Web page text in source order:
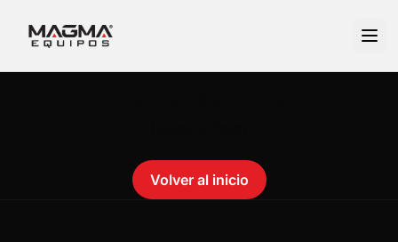
Volver al inicio